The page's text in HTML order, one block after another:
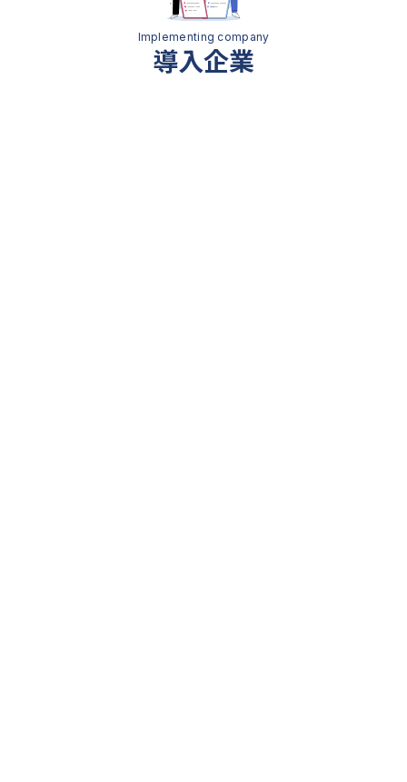
導入企業